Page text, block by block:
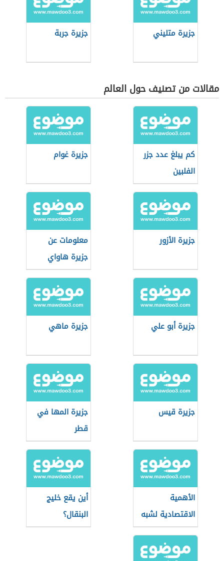
جزيرة متليني جزيرة جربة
مقالات من تصنيف حول العالم
كم يبلغ عدد جزر
الفلبين
جزيرة غوام
جزيرة الأزور
معلومات عن
جزيرة هاواي
جزيرة أبو علي جزيرة ماهي
جزيرة قيس
جزيرة المها في
قطر
الأهمية
الاقتصادية لشبه
جزيرة سيناء
أين يقع خليج
البنقال؟